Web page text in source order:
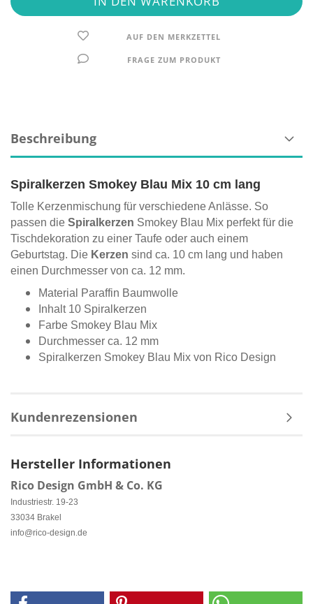
AUF DEN MERKZETTEL
FRAGE ZUM PRODUKT
Beschreibung
Spiralkerzen Smokey Blau Mix 10 cm lang
Tolle Kerzenmischung für verschiedene Anlässe. So
passen die Spiralkerzen Smokey Blau Mix perfekt für die
Tischdekoration zu einer Taufe oder auch einem
Geburtstag. Die Kerzen sind ca. 10 cm lang und haben
einen Durchmesser von ca. 12 mm.
Material Paraffin Baumwolle
Inhalt 10 Spiralkerzen
Farbe Smokey Blau Mix
Durchmesser ca. 12 mm
Spiralkerzen Smokey Blau Mix von Rico Design
Kundenrezensionen
Hersteller Informationen
Rico Design GmbH & Co. KG
Industriestr. 19-23
33034 Brakel
info@rico-design.de